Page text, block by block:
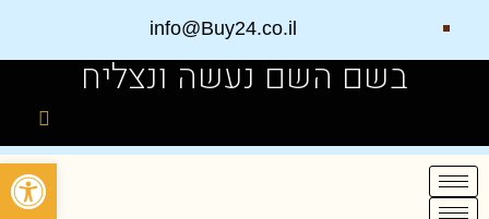
info@Buy24.co.il
בשם השם נעשה ונצליח